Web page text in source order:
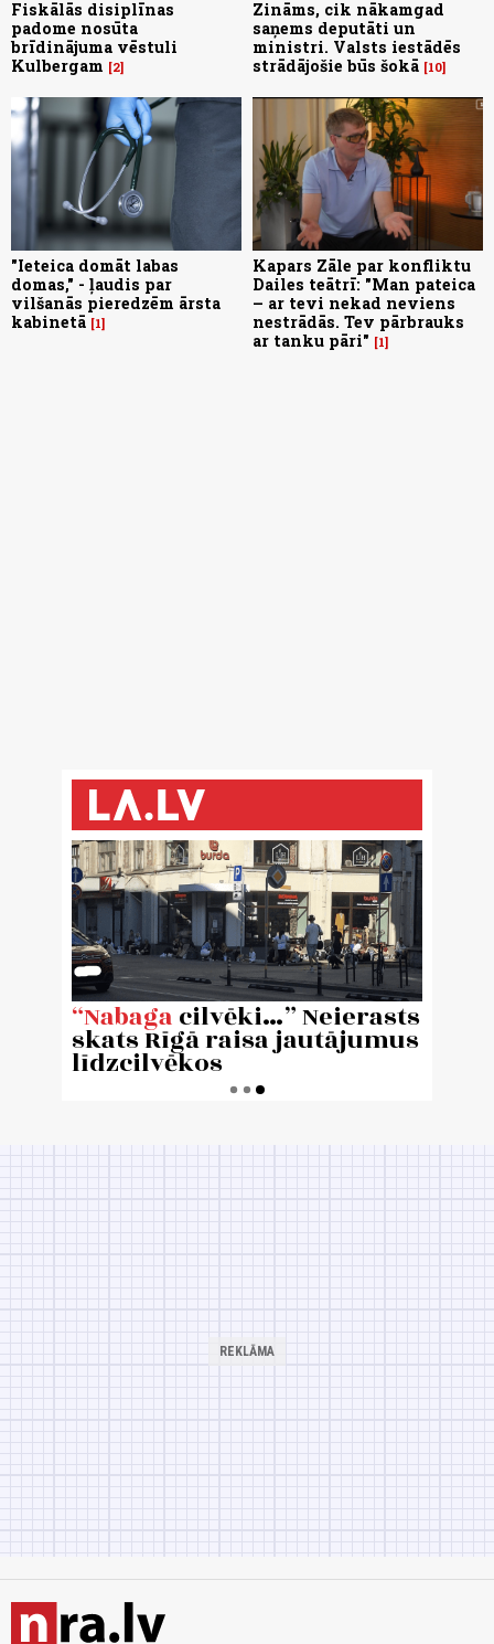
Fiskālās disiplīnas
padome nosūta
brīdinājuma vēstuli
Kulbergam
2
Zināms, cik nākamgad
saņems deputāti un
ministri. Valsts iestādēs
strādājošie būs šokā 10
"Ieteica domāt labas
domas," - ļaudis par
vilšanās pieredzēm ārsta
kabinetā 1
Kapars Zāle par konfliktu
Dailes teātrī: "Man pateica
– ar tevi nekad neviens
nestrādās. Tev pārbrauks
ar tanku pāri"
1